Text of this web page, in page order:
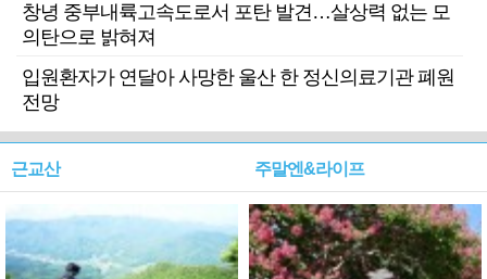
창녕 중부내륙고속도로서 포탄 발견…살상력 없는 모
의탄으로 밝혀져
입원환자가 연달아 사망한 울산 한 정신의료기관 폐원
전망
근교산 주말엔&라이프